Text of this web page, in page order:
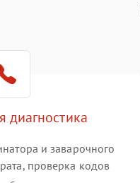
диагностика
и заварочного
проверка кодов